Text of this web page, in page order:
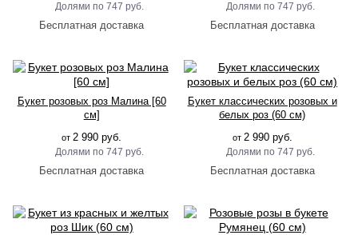
747 руб. 747 руб.
Букет розовых роз Малина [60
см]
от 2 990 руб.
747 руб.
Букет классических розовых и
белых роз (60 см)
от 2 990 руб.
747 руб.